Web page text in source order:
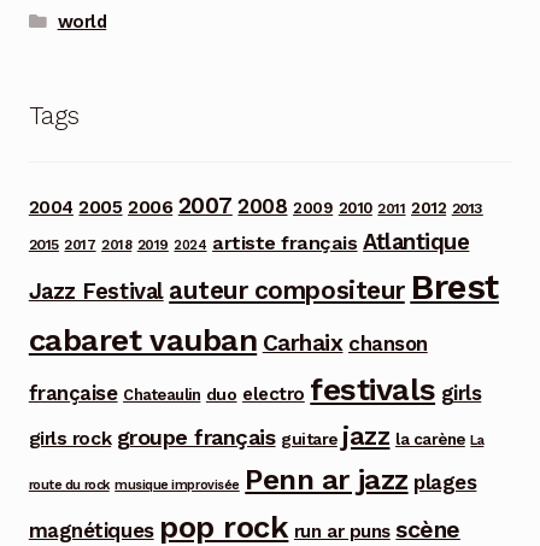
world
Tags
2004 2005 2006 2007 2008 2009 2010 2011 2012 2013
2015 2017 2018 2019 2024 artiste français Atlantique
Jazz Festival auteur compositeur Brest
cabaret vauban Carhaix chanson
française Chateaulin duo electro festivals girls
girls rock groupe français guitare jazz la carène La
route du rock musique improvisée Penn ar jazz plages
magnétiques pop rock run ar puns scène